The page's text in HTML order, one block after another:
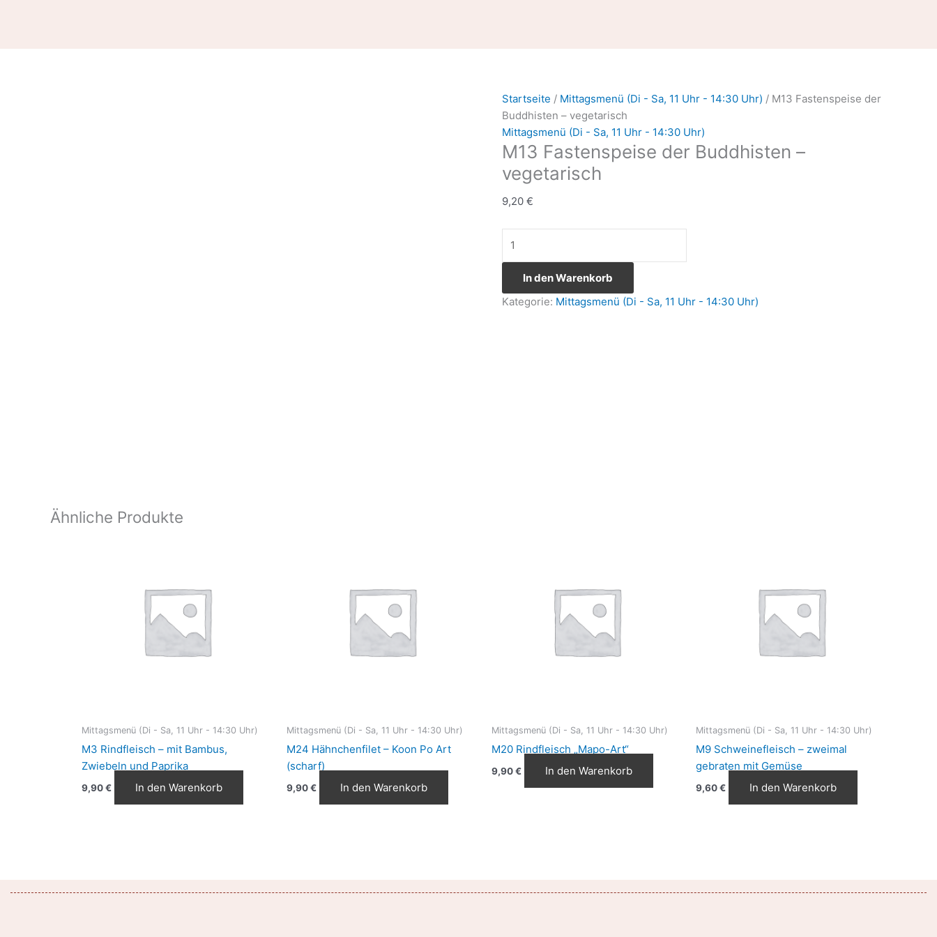
Startseite / Mittagsmenü (Di - Sa, 11 Uhr - 14:30 Uhr) / M13 Fastenspeise der
Buddhisten – vegetarisch
Mittagsmenü (Di - Sa, 11 Uhr - 14:30 Uhr)
M13 Fastenspeise der Buddhisten –
vegetarisch
9,20 €
vegetarisch
Menge
In den Warenkorb
Kategorie: Mittagsmenü (Di - Sa, 11 Uhr - 14:30 Uhr)
Ähnliche Produkte
Mittagsmenü (Di - Sa, 11 Uhr - 14:30 Uhr)
M3 Rindfleisch – mit Bambus,
Zwiebeln und Paprika
9,90€ In den Warenkorb
Mittagsmenü (Di - Sa, 11 Uhr - 14:30 Uhr)
M24 Hähnchenfilet – Koon Po Art
(scharf)
9,90€ In den Warenkorb
Mittagsmenü (Di - Sa, 11 Uhr - 14:30 Uhr)
M20 Rindfleisch „Mapo-Art“
9,90€ In den Warenkorb
Mittagsmenü (Di - Sa, 11 Uhr - 14:30 Uhr)
M9 Schweinefleisch – zweimal
gebraten mit Gemüse
9,60€ In den Warenkorb